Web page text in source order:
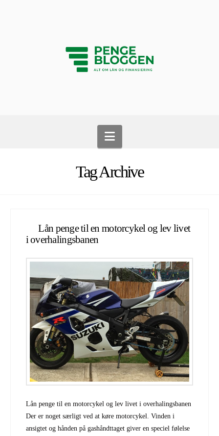
Navigation
Tag Archive
Lån penge til en motorcykel og lev livet
i overhalingsbanen
Lån penge til en motorcykel og lev livet i overhalingsbanen
Der er noget særligt ved at køre motorcykel. Vinden i
ansigtet og hånden på gashåndttaget giver en speciel følelse